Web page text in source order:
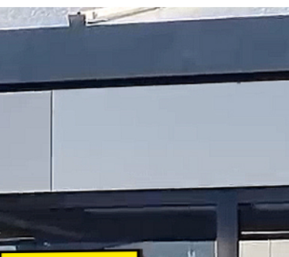
loyaliteit programma’s promoten en het
klanten